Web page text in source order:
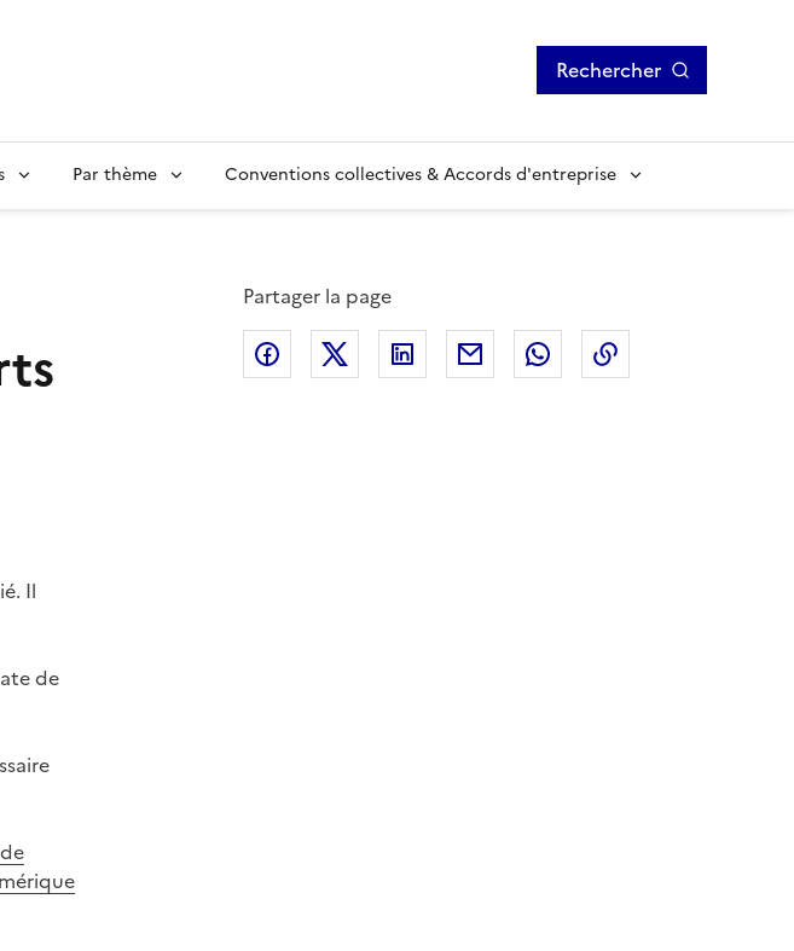
Rechercher
Par thème Conventions collectives & Accords d'entreprise
Il
de
Partager la page
FacebookX (anciennement Twitter)
Linkedin Courriel Whatsapp